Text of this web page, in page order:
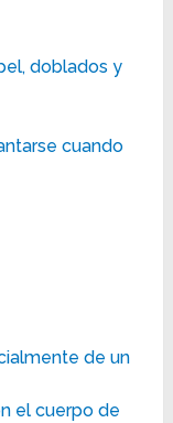
doblados y
cuando
de un
el cuerpo de